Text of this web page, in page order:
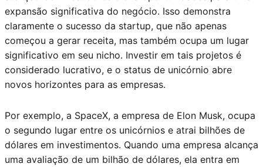
expansão significativa do negócio. Isso demonstra
claramente o sucesso da startup, que não apenas
começou a gerar receita, mas também ocupa um lugar
significativo em seu nicho. Investir em tais projetos é
considerado lucrativo, e o status de unicórnio abre
novos horizontes para as empresas.
Por exemplo, a SpaceX, a empresa de Elon Musk, ocupa
o segundo lugar entre os unicórnios e atrai bilhões de
dólares em investimentos. Quando uma empresa alcança
uma avaliação de um bilhão de dólares, ela entra em